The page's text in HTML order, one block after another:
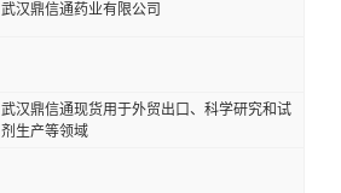
武汉鼎信通药业有限公司
武汉鼎信通现货用于外贸出口、科学研究和试
剂生产等领域